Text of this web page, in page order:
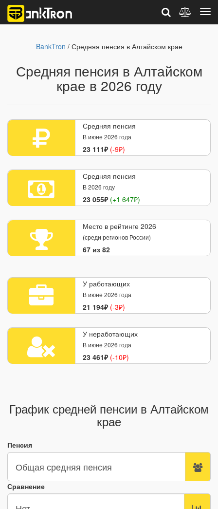
BankTron / Средняя пенсия в Алтайском крае
Средняя пенсия в Алтайском
крае в 2026 году
Средняя пенсия
В июне 2026 года
23 111₽(-9₽)
Средняя пенсия
В 2026 году
23 055₽(+1 647₽)
Место в рейтинге 2026
(среди регионов России)
67 из 82
У работающих
В июне 2026 года
21 194₽ (-3₽)
У неработающих
В июне 2026 года
23 461₽ (-10₽)
График средней пенсии в Алтайском
крае
Пенсия
Сравнение